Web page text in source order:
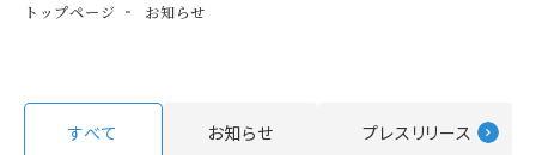
トップページ お知らせ
すべて お知らせ プレスリリース